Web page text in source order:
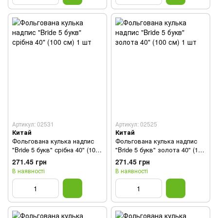
Артикул: 02531
Китай
Фольгована кулька надпис
"Bride 5 букв" срібна 40" (100
см) 1 шт
271.45 грн
В наявності
Артикул: 02525
Китай
Фольгована кулька надпис
"Bride 5 букв" золота 40" (100
см) 1 шт
271.45 грн
В наявності